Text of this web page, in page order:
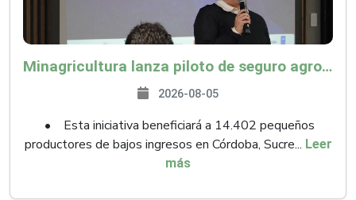
Minagricultura lanza piloto de seguro agropecuario por $9.625 millones para proteger a más de 14.000 pequeños productores contra riesgos del Fenómeno de El Niño
2026-08-05
• Esta iniciativa beneficiará a 14.402 pequeños
productores de bajos ingresos en Córdoba, Sucre... Leer
más